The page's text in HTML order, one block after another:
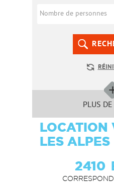
PLUS
LOCATION
LES ALPES
2410